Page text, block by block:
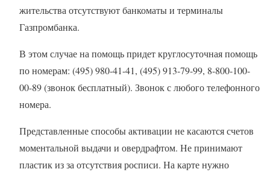
жительства отсутствуют банкоматы и терминалы
Газпромбанка.
В этом случае на помощь придет круглосуточная помощь
по номерам: (495) 980-41-41, (495) 913-79-99, 8-800-100-
00-89 (звонок бесплатный). Звонок с любого телефонного
номера.
Представленные способы активации не касаются счетов
моментальной выдачи и овердрафтом. Не принимают
пластик из за отсутствия росписи. На карте нужно